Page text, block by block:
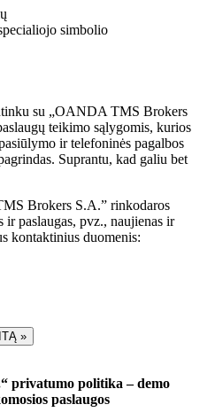
simbolio
su „OANDA TMS Brokers
teikimo sąlygomis, kurios
ir telefoninės pagalbos
Suprantu, kad galiu bet
Brokers S.A.” rinkodaros
paslaugas, pvz., naujienas ir
kontaktinius duomenis:
»
privatumo politika – demo
paslaugos